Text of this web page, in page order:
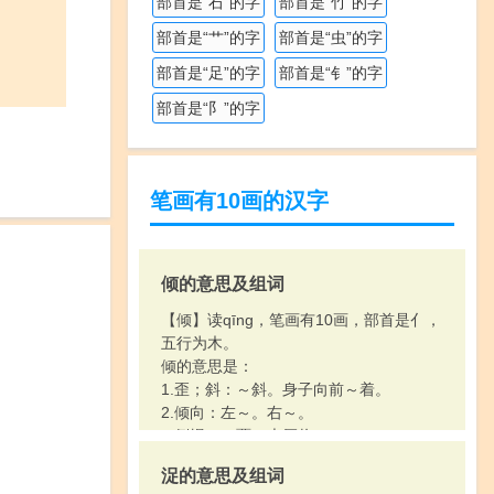
部首是“艹”的字
部首是“虫”的字
部首是“足”的字
部首是“钅”的字
部首是“阝”的字
笔画有10画的汉字
倾的意思及组词
【倾】读qīng，笔画有10画，部首是亻，
五行为木。
倾的意思是：
1.歪；斜：～斜。身子向前～着。
2.倾向：左～。右～。
3.倒塌：～覆。大厦将～。
西：～箱倒箧。～盆大雨。
浞的意思及组词